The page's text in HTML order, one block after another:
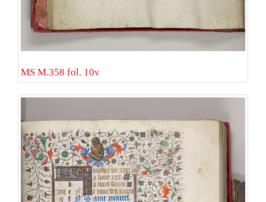
MS M.358 fol. 10v